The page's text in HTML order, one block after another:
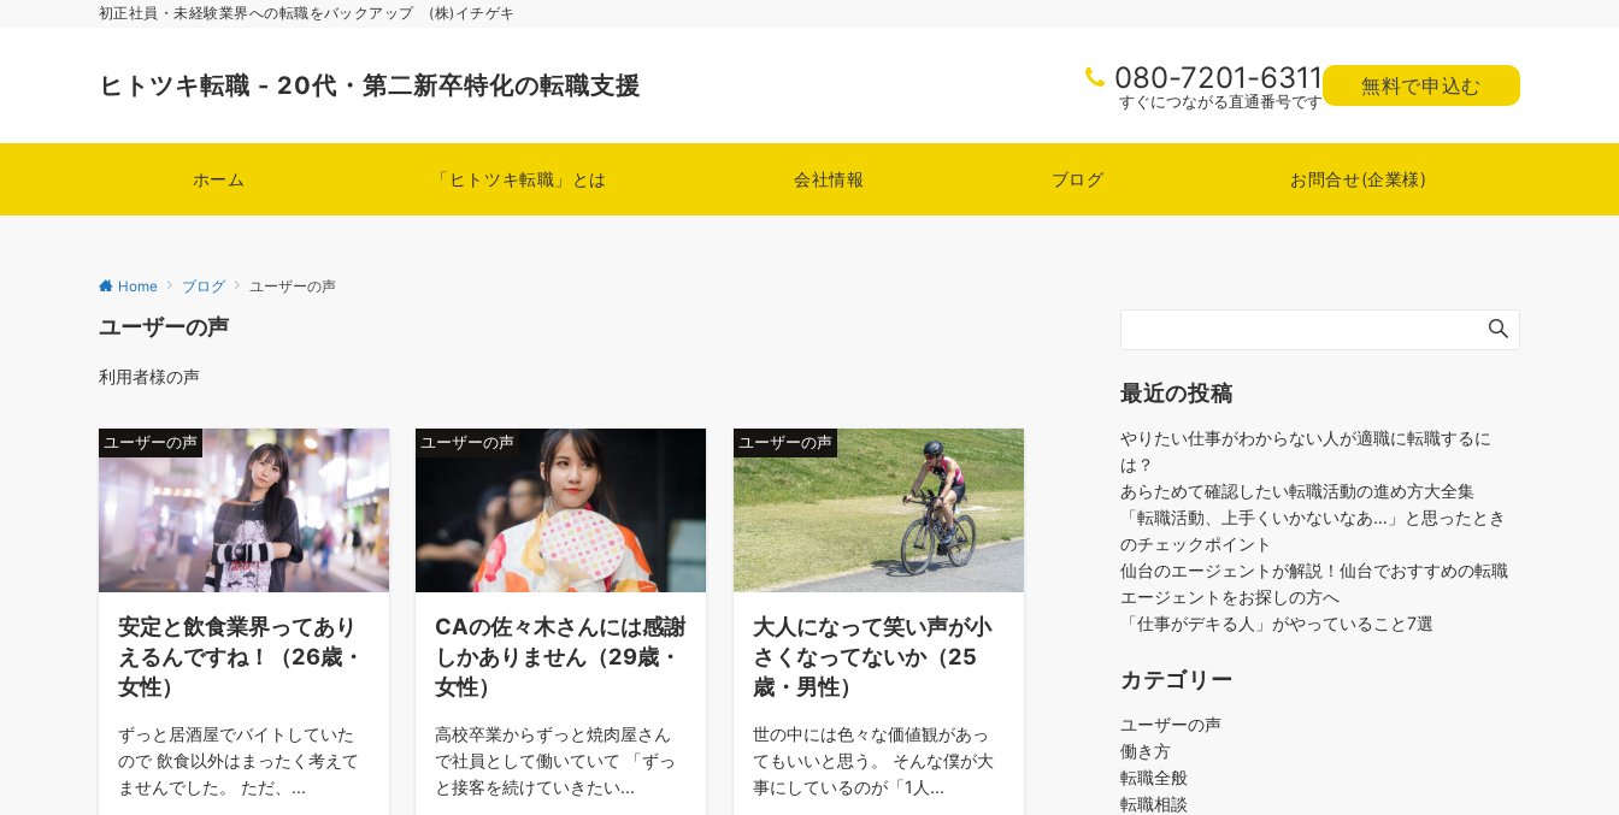
初正社員・未経験業界への転職をバックアップ (株)イチゲキ
ヒトツキ転職 - 20代・第二新卒特化の転職支援 080-7201-6311
すぐにつながる直通番号です
無料で申込む
ホーム 「ヒトツキ転職」とは 会社情報 ブログ お問合せ(企業様)
Home ブログ ユーザーの声
ユーザーの声
利用者様の声
ユーザーの声
安定と飲食業界ってあり
えるんですね！（26歳・
女性）
ずっと居酒屋でバイトしていた
ので 飲食以外はまったく考えて
ませんでした。 ただ、...
ユーザーの声
CAの佐々木さんには感謝
しかありません（29歳・
女性）
高校卒業からずっと焼肉屋さん
で社員として働いていて 「ずっ
と接客を続けていきたい...
ユーザーの声
大人になって笑い声が小
さくなってないか（25
歳・男性）
世の中には色々な価値観があっ
てもいいと思う。 そんな僕が大
事にしているのが「1人...
最近の投稿
やりたい仕事がわからない人が適職に転職するに
は？
あらためて確認したい転職活動の進め方大全集
「転職活動、上手くいかないなあ…」と思ったとき
のチェックポイント
仙台のエージェントが解説！仙台でおすすめの転職
エージェントをお探しの方へ
「仕事がデキる人」がやっていること7選
カテゴリー
ユーザーの声
働き方
転職全般
転職相談